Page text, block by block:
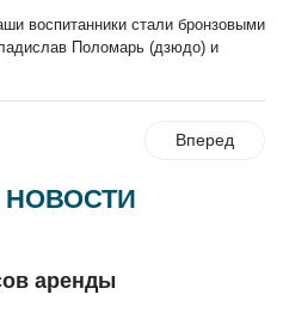
воспитанники стали бронзовыми
Поломарь (дзюдо) и
Вперед
аренды